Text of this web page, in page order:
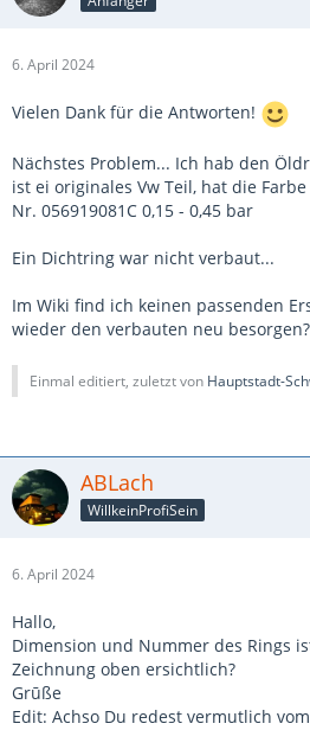
6. April 2024
Vielen Dank für die Antworten!
Nächstes Problem... Ich hab den
ist ei originales Vw Teil, hat die
Nr. 056919081C 0,15 - 0,45 bar
Ein Dichtring war nicht verbaut...
Im Wiki find ich keinen passenden
wieder den verbauten neu besorgen?
Einmal editiert, zuletzt von Hauptstadt-
ABLach
WillkeinProfiSein
6. April 2024
Hallo,
Dimension und Nummer des Rings
Zeichnung oben ersichtlich?
Grūße
Edit: Achso Du redest vermutlich